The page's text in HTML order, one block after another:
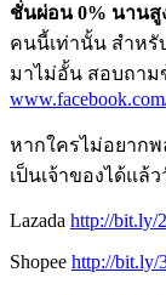
ชั่นผ่อน 0% นานสู
คนนี้เท่านั้น สำหรั
มาไม่อั้น สอบถาม
หากใครไม่อยาก
เป็นเจ้าของได้แล้
Lazada http://bit.ly/
Shopee http://bit.ly/